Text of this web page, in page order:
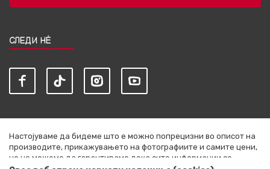
СЛЕДИ НЀ
Настојуваме да бидеме што е можно попрецизни во описот на
производите, прикажувањето на фотографиите и самите цени,
но не можеме да гарантираме дека сите информации се